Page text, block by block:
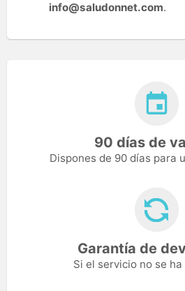
info@saludonnet.com.
90 días de
Dispones de 90 días para
Garantía de
Si el servicio no se